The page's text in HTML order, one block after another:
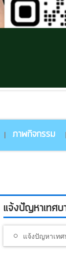
ภาพกิจกรรม
แจ้งปัญหาเทศบ
แจ้งปัญหาเท